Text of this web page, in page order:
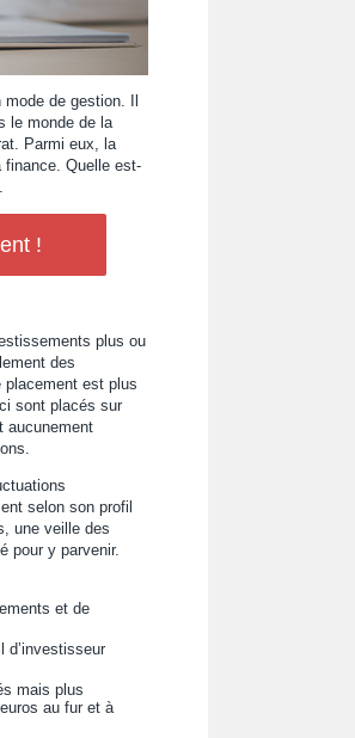
de gestion. Il
le monde de la
Parmi eux, la
finance. Quelle est-
!
plus ou
des
est plus
sont placés sur
aucunement
selon son profil
une veille des
pour y parvenir.
et de
d’investisseur
mais plus
au fur et à